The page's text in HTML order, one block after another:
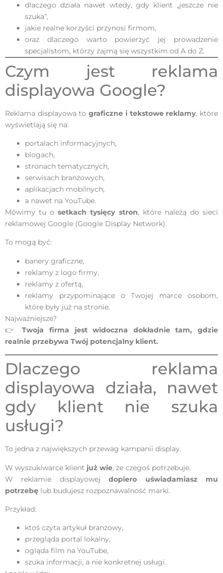
dlaczego działa nawet wtedy, gdy klient „jeszcze nie
szuka”,
jakie realne korzyści przynosi firmom,
oraz dlaczego warto powierzyć jej prowadzenie
specjalistom, którzy zajmą się wszystkim od A do Z.
Czym jest reklama
displayowa Google?
Reklama displayowa tograficzne i tekstowe reklamy, które
wyświetlają się na:
portalach informacyjnych,
blogach,
stronach tematycznych,
serwisach branżowych,
aplikacjach mobilnych,
a nawet na YouTube.
Mówimy tu osetkach tysięcy stron, które należą do sieci
reklamowej Google (Google Display Network).
To mogą być:
banery graficzne,
reklamy z logo firmy,
reklamy z ofertą,
reklamy przypominające o Twojej marce osobom,
które były już na stronie.
Najważniejsze?
👉Twoja firma jest widoczna dokładnie tam, gdzie
realnie przebywa Twój potencjalny klient.
Dlaczego reklama
displayowa działa, nawet
gdy klient nie szuka
usługi?
To jedna z największych przewag kampanii display.
W wyszukiwarce klient już wie, że czegoś potrzebuje.
W reklamie displayowejdopiero uświadamiasz mu
potrzebę lub budujesz rozpoznawalność marki.
Przykład:
ktoś czyta artykuł branżowy,
przegląda portal lokalny,
ogląda film na YouTube,
szuka informacji, a nie konkretnej usługi.